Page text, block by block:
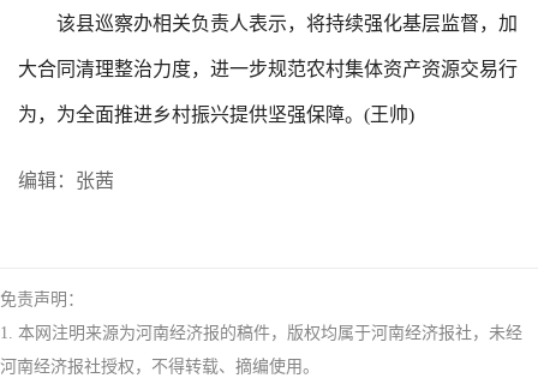
该县巡察办相关负责人表示，将持续强化基层监督，加
大合同清理整治力度，进一步规范农村集体资产资源交易行
为，为全面推进乡村振兴提供坚强保障。(王帅)
编辑：张茜
免责声明：
1. 本网注明来源为河南经济报的稿件，版权均属于河南经济报社，未经
河南经济报社授权，不得转载、摘编使用。